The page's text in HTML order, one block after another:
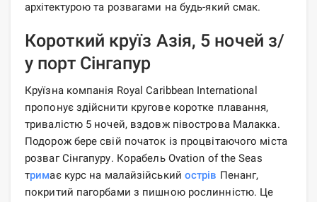
архітектурою та розвагами на будь-який смак.
Короткий круїз Азія, 5 ночей з/
у порт Сінгапур
Круїзна компанія Royal Caribbean International
пропонує здійснити кругове коротке плавання,
тривалістю 5 ночей, вздовж півострова Малакка.
Подорож бере свій початок із процвітаючого міста
розваг Сінгапуру. Корабель Ovation of the Seas
тримає курс на малайзійський острів Пенанг,
покритий пагорбами з пишною рослинністю. Це